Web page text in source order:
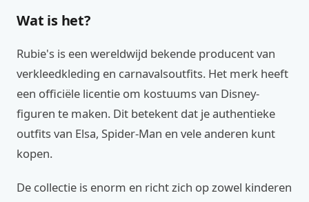
Wat is het?
Rubie's is een wereldwijd bekende producent van
verkleedkleding en carnavalsoutfits. Het merk heeft
een officiële licentie om kostuums van Disney-
figuren te maken. Dit betekent dat je authentieke
outfits van Elsa, Spider-Man en vele anderen kunt
kopen.
De collectie is enorm en richt zich op zowel kinderen